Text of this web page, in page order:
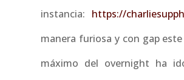
instancia: https://
manera furiosa y con gap
máximo del overnight ha